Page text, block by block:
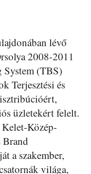
lévő
2008-2011
System (TBS)
Terjesztési és
üzletekért felelt.
Közép-
Brand
a szakember,
világa,